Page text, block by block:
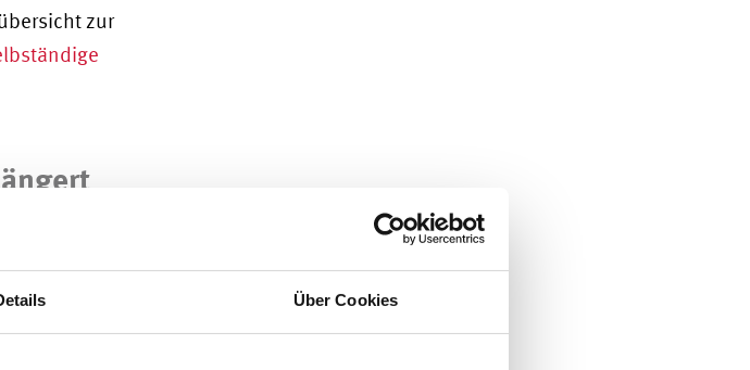
Über Cookies
zur
Überbrückungshilfe
hier eine Frist bis
Überbrückungshilfe 3